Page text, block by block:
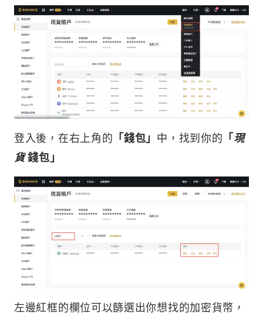
登入後，在右上角的 「錢包」 中，找到你的 「現
貨錢包」
左邊紅框的欄位可以篩選出你想找的加密貨幣，